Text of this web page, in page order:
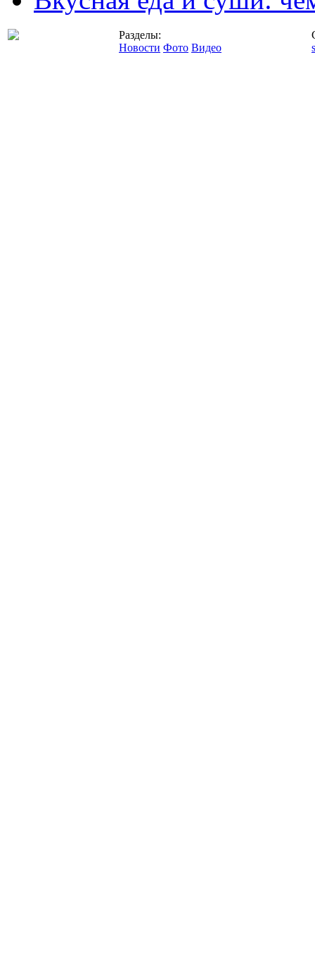
Разделы:
Новости Фото Видео